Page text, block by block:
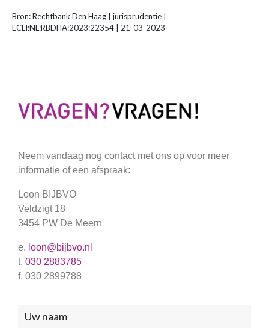
Bron: Rechtbank Den Haag | jurisprudentie |
ECLI:NL:RBDHA:2023:22354 | 21-03-2023
Neem vandaag nog contact met ons op voor meer
informatie of een afspraak:
Loon BIJBVO
Veldzigt 18
3454 PW De Meern
e. loon@bijbvo.nl
t. 030 2883785
f. 030 2899788
Neem